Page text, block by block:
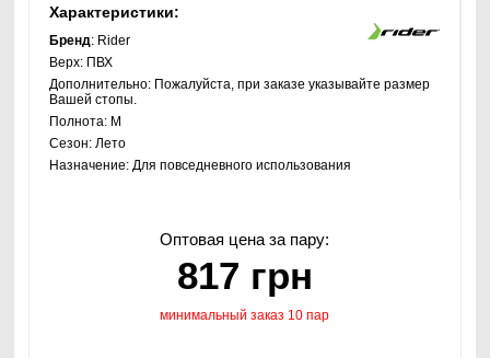
Характеристики:
Бренд: Rider
Верх: ПВХ
Дополнительно: Пожалуйста, при заказе указывайте размер
Вашей стопы.
Полнота: M
Сезон:Лето
Назначение:Для повседневного использования
Оптовая цена за пару:
817 грн
минимальный заказ 10 пар